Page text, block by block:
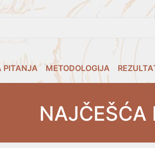
PITANJA METODOLOGIJA
NAJČEŠĆA